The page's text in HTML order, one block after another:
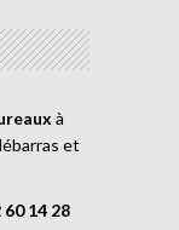
à
et
60 14 28